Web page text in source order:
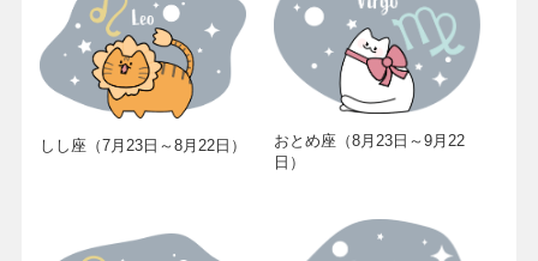
しし座（7月23日～8月22日）
おとめ座（8月23日～9月22
日）